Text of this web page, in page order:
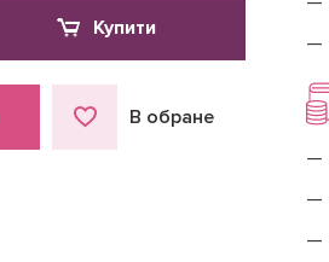
Купити
В обране